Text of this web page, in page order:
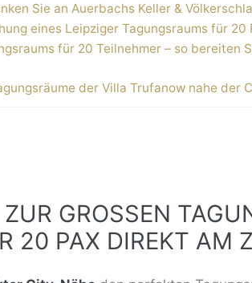
Sie an Auerbachs Keller &
eines Leipziger Tagungsraums für 20
für 20 Teilnehmer – so bereiten
der Villa Trufanow nahe der
GROSSEN
20 PAX DIREKT AM